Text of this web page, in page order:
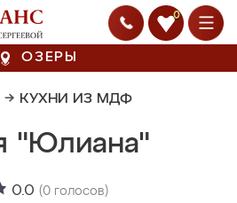
0
ОЗЕРЫ
→ КУХНИ ИЗ МДФ
"Юлиана"
0.0 (0 голосов)